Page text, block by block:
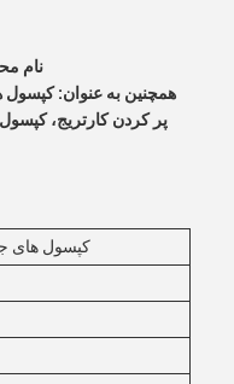
نام
همچنین به عنوان: کپسول
پر کردن کارتریج،
کپسول های